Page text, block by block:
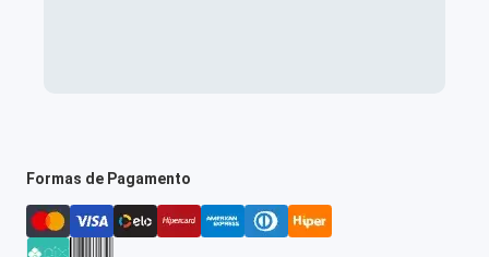
Formas de Pagamento